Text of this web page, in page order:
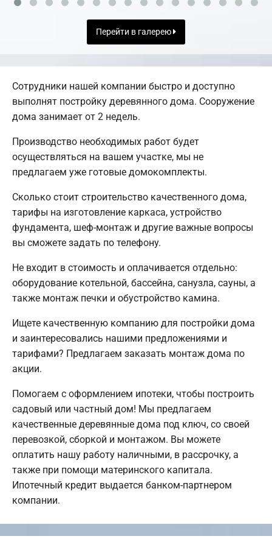
Перейти в галерею
Сотрудники нашей компании быстро и доступно
выполнят постройку деревянного дома. Сооружение
дома занимает от 2 недель.
Производство необходимых работ будет
осуществляться на вашем участке, мы не
предлагаем уже готовые домокомплекты.
Сколько стоит строительство качественного дома,
тарифы на изготовление каркаса, устройство
фундамента, шеф-монтаж и другие важные вопросы
вы сможете задать по телефону.
Не входит в стоимость и оплачивается отдельно:
оборудование котельной, бассейна, санузла, сауны, а
также монтаж печки и обустройство камина.
Ищете качественную компанию для постройки дома
и заинтересовались нашими предложениями и
тарифами? Предлагаем заказать монтаж дома по
акции.
Помогаем с оформлением ипотеки, чтобы построить
садовый или частный дом! Мы предлагаем
качественные деревянные дома под ключ, со своей
перевозкой, сборкой и монтажом. Вы можете
оплатить нашу работу наличными, в рассрочку, а
также при помощи материнского капитала.
Ипотечный кредит выдается банком-партнером
компании.